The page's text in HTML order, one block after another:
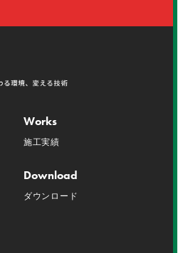
Works
施工実績
Download
ダウンロード